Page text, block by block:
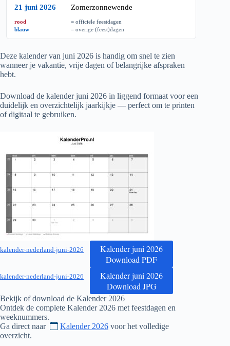
21 juni 2026
Zomerzonnewende
rood
= officiële feestdagen
blauw
= overige (feest)dagen
Deze kalender van juni 2026 is handig om snel te zien
wanneer je vakantie, vrije dagen of belangrijke afspraken
hebt.
Download de kalender juni 2026 in liggend formaat voor een
duidelijk en overzichtelijk jaarkijkje — perfect om te printen
of digitaal te gebruiken.
kalender-nederland-juni-2026
Kalender juni 2026
Download PDF
kalender-nederland-juni-2026
Kalender juni 2026
Download JPG
Bekijk of download de Kalender 2026
Ontdek de complete Kalender 2026 met feestdagen en
weeknummers.
Ga direct naar
Kalender 2026 voor het volledige
overzicht.